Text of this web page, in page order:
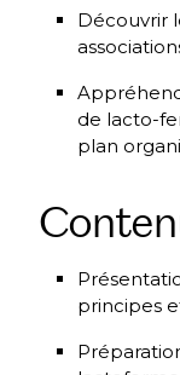
Découvrir
de lacto-
plan
principes